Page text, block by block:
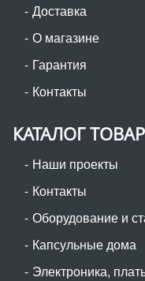
Доставка
О магазине
Гарантия
Контакты
КАТАЛОГ
Наши проекты
Контакты
Оборудование и
Капсульные дома
Электроника,